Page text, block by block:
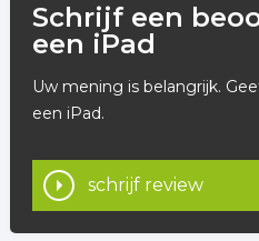
Schrijf een
een iPad
Uw mening is belangrijk.
een iPad.
schrijf review